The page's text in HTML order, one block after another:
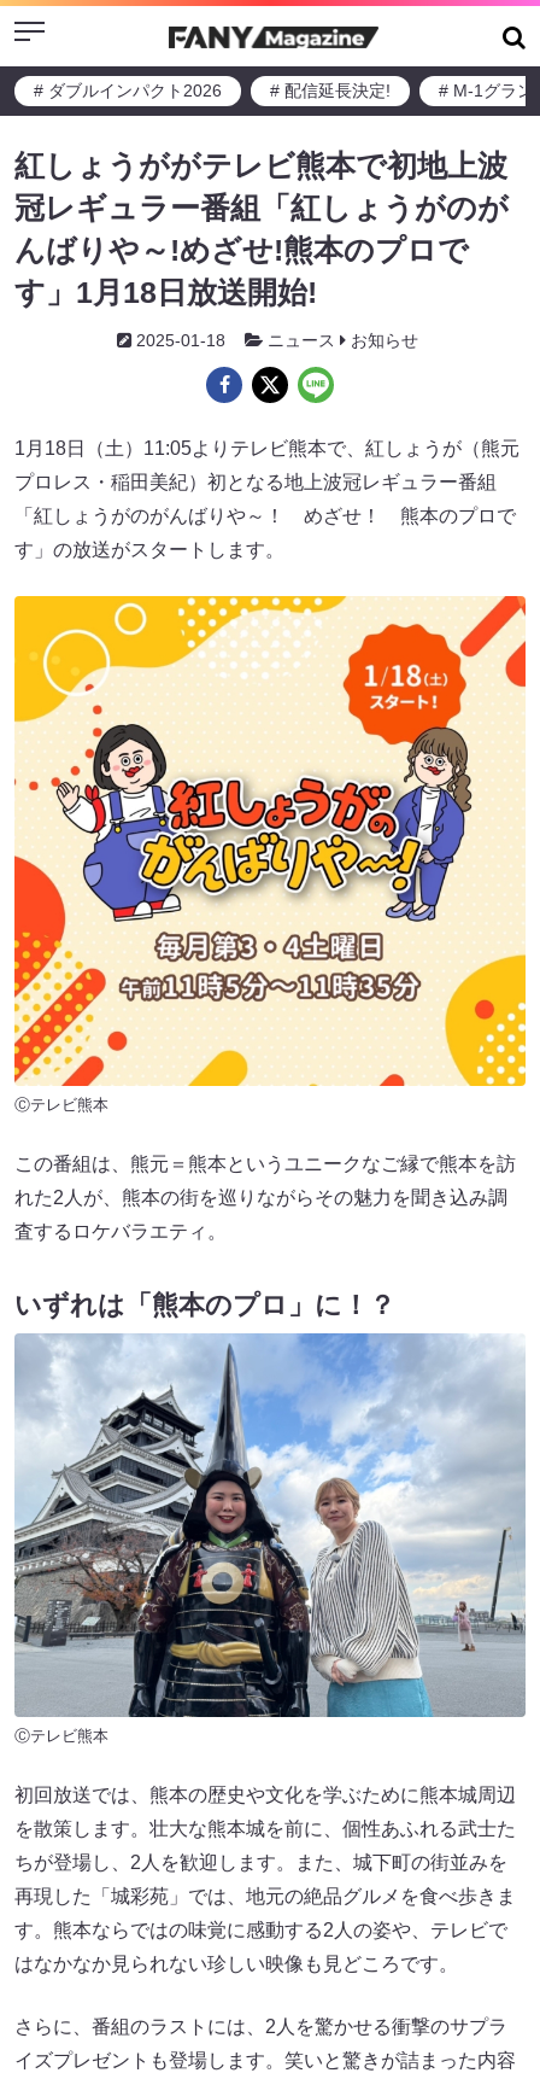
Menu
# ダブルインパクト2026 # 配信延長決定! # M-1グラン
紅しょうががテレビ熊本で初地上波
冠レギュラー番組「紅しょうがのが
んばりや～!めざせ!熊本のプロで
す」1月18日放送開始!
2025-01-18 ニュース お知らせ
1月18日（土）11:05よりテレビ熊本で、紅しょうが（熊元
プロレス・稲田美紀）初となる地上波冠レギュラー番組
「紅しょうがのがんばりや～！ めざせ！ 熊本のプロで
す」の放送がスタートします。
Ⓒテレビ熊本
この番組は、熊元＝熊本というユニークなご縁で熊本を訪
れた2人が、熊本の街を巡りながらその魅力を聞き込み調
査するロケバラエティ。
いずれは「熊本のプロ」に！？
Ⓒテレビ熊本
初回放送では、熊本の歴史や文化を学ぶために熊本城周辺
を散策します。壮大な熊本城を前に、個性あふれる武士た
ちが登場し、2人を歓迎します。また、城下町の街並みを
再現した「城彩苑」では、地元の絶品グルメを食べ歩きま
す。熊本ならではの味覚に感動する2人の姿や、テレビで
はなかなか見られない珍しい映像も見どころです。
さらに、番組のラストには、2人を驚かせる衝撃のサプラ
イズプレゼントも登場します。笑いと驚きが詰まった内容